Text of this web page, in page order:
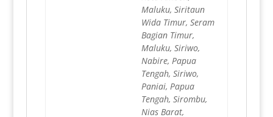
Maluku, Siritaun
Wida Timur, Seram
Bagian Timur,
Maluku, Siriwo,
Nabire, Papua
Tengah, Siriwo,
Paniai, Papua
Tengah, Sirombu,
Nias Barat,